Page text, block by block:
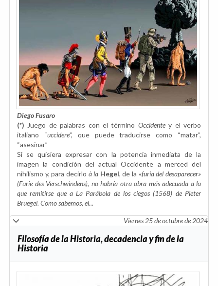
Diego Fusaro
(*) Juego de palabras con el término Occidentey el verbo
italiano “uccidere”, que puede traducirse como “matar”,
“asesinar”
Si se quisiera expresar con la potencia inmediata de la
imagen la condición del actual Occidente a merced del
nihilismo y, para decirlo à la Hegel, de la «furia del desaparecer»
(Furie des Verschwindens), no habría otra obra más adecuada a la
que remitirse que a La Parábola de los ciegos (1568) de Pieter
Bruegel. Como sabemos, el...
Viernes 25 de octubre de 2024
Filosofía de la Historia, decadencia y fin de la
Historia